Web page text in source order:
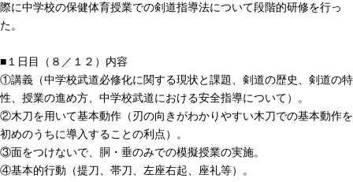
際に中学校の保健体育授業での剣道指導法について段階的研修を行っ
た。
■１日目（８／１２）内容
①講義（中学校武道必修化に関する現状と課題、剣道の歴史、剣道の特
性、授業の進め方、中学校武道における安全指導について）。
②木刀を用いて基本動作（刃の向きがわかりやすい木刀での基本動作を
初めのうちに導入することの利点）。
③面をつけないで、胴・垂のみでの模擬授業の実施。
④基本的行動（提刀、帯刀、左座右起、座礼等）。